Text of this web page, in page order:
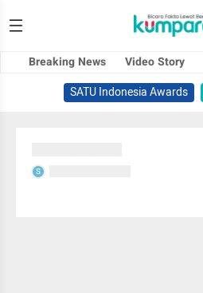
Breaking News Video Story
SATU Indonesia Awards
S